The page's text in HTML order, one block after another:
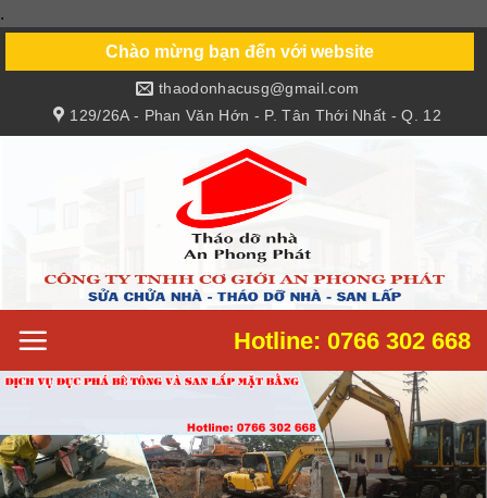
.
content
Chào mừng bạn đến với website
129/26A - Phan Văn Hớn - P. Tân Thới Nhất - Q. 12
thaodonhacusg@gmail.com
Hotline: 0766 302 668